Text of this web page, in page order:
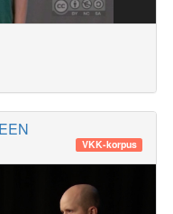
VKK-korpus